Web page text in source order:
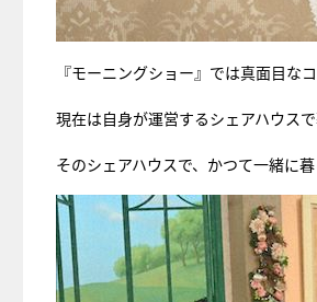
『モーニングショー』では真面目な
現在は自身が運営するシェアハウスで
そのシェアハウスで、かつて一緒に